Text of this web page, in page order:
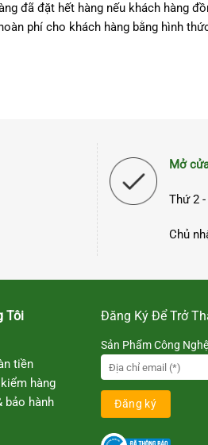
đã đặt hết hàng nếu khách hàng
phí cho khách hàng bằng hình
Mở
Thứ 2
Chủ
Tôi
tiền
hàng
bảo hành
Đăng Ký Để Trở
Sản Phẩm Công